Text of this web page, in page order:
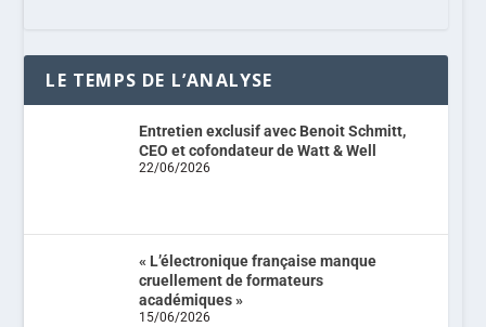
LE TEMPS DE L’ANALYSE
Entretien exclusif avec Benoit Schmitt,
CEO et cofondateur de Watt & Well
22/06/2026
« L’électronique française manque
cruellement de formateurs
académiques »
15/06/2026